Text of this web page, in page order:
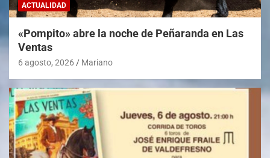
ACTUALIDAD
«Pompito» abre la noche de Peñaranda en Las
Ventas
6 agosto, 2026 Mariano